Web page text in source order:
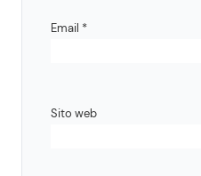
Email *
Sito web